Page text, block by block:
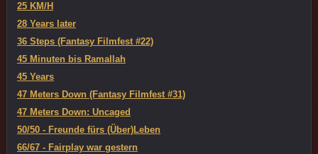
25 KM/H
28 Years later
36 Steps (Fantasy Filmfest #22)
45 Minuten bis Ramallah
45 Years
47 Meters Down (Fantasy Filmfest #31)
47 Meters Down: Uncaged
50/50 - Freunde fürs (Über)Leben
66/67 - Fairplay war gestern